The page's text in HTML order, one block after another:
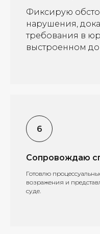
Фиксирую
нарушения,
требования в
выстроенном
Сопровождаю
Готовлю
возражения и
суде.